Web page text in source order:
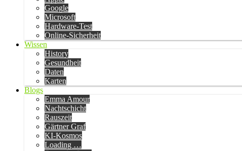
Google
Microsoft
Hardware-Test
Online-Sicherheit
Wissen
History
Gesundheit
Daten
Karten
Blogs
Emma Amour
Nachtschicht
Rauszeit
Gärtner Graf
KI-Kosmos
Loading …